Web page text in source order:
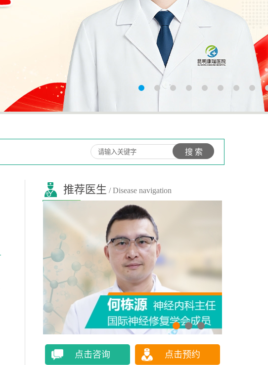
推荐医生 / Disease navigation
点击咨询 点击预约